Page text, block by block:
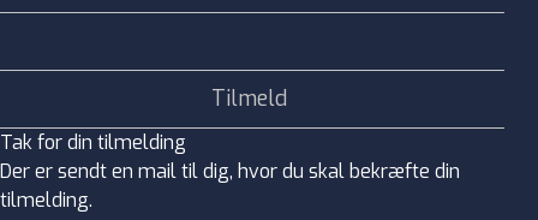
Tak for din tilmelding
Der er sendt en mail til dig, hvor du skal bekræfte din
tilmelding.